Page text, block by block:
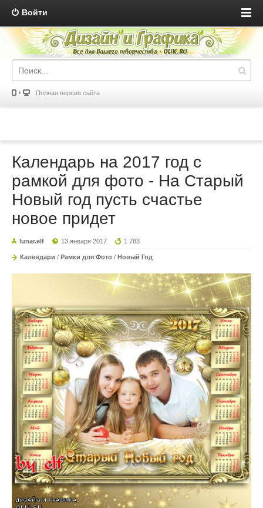
Войти
Полная версия сайта
Календарь на 2017 год с
рамкой для фото - На Старый
Новый год пусть счастье
новое придет
lunar.elf 13 января 2017 1 783
Календари / Рамки для Фото / Новый Год